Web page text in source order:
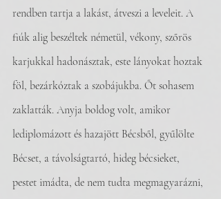
rendben tartja a lakást, átveszi a leveleit. A
fiúk alig beszéltek németül, vékony, szőrös
karjukkal hadonásztak, este lányokat hoztak
föl, bezárkóztak a szobájukba. Őt sohasem
zaklatták. Anyja boldog volt, amikor
lediplomázott és hazajött Bécsből, gyűlölte
Bécset, a távolságtartó, hideg bécsieket,
pestet imádta, de nem tudta megmagyarázni,